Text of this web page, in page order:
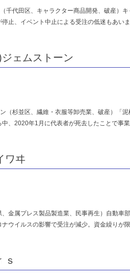
千代田区、キャラクター商品開発、破産）
止、イベント中止による受注の低迷もあい
ジェムストーン
（杉並区、繊維・衣服等卸売業、破産）「
、2020年1月に代表者が死去したことで事
ワヰ
、金属プレス製品製造業、民事再生）自動
ウイルスの影響で受注が減少。資金繰りが
ｓ